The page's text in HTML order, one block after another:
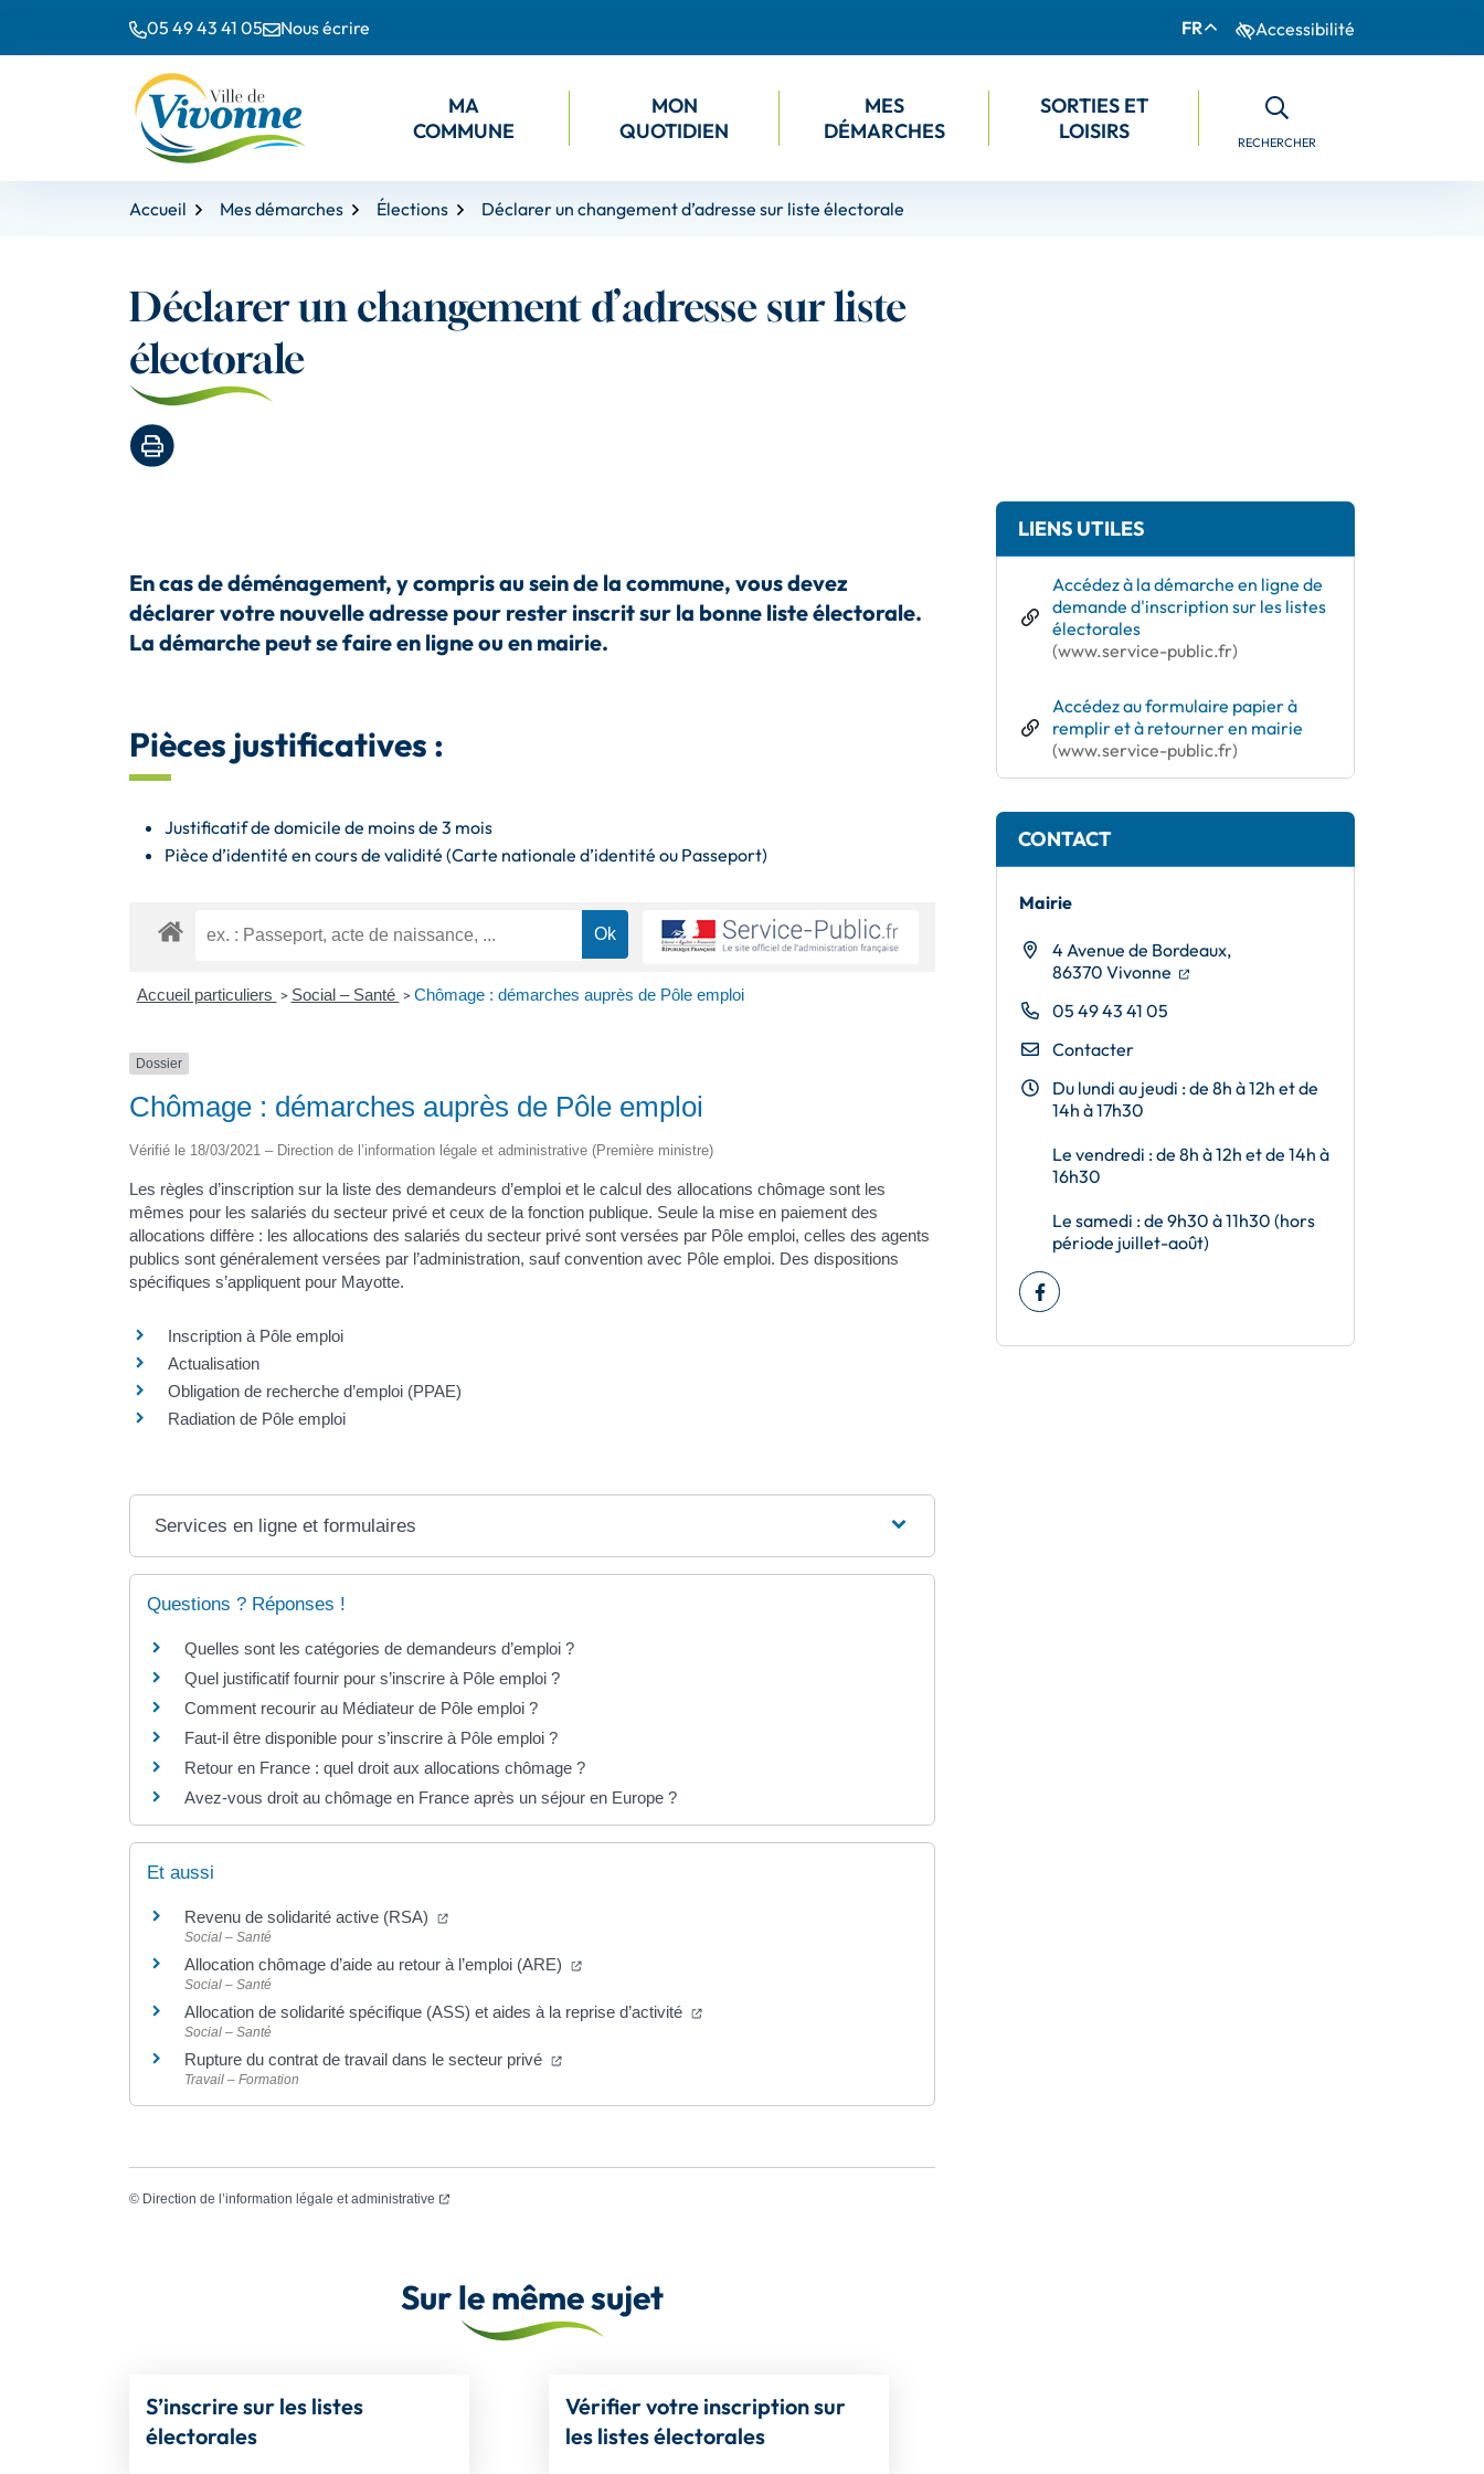
05 49 43 41 05 Nous écrire FR Accessibilité
MA
COMMUNE
MON
QUOTIDIEN
MES
DÉMARCHES
SORTIES ET
LOISIRS
RECHERCHER
Accueil Mes démarches Élections Déclarer un changement d’adresse sur liste électorale
Déclarer un changement d’adresse sur liste
électorale
Imprimer la page
En cas de déménagement, ycompris au sein de la commune, vous devez
déclarer votre nouvelle adresse pour rester inscrit sur la bonne liste électorale.
La démarche peut se faire en ligne ou en mairie.
Pièces justificatives :
Justificatif de domicile de moins de 3 mois
Pièce d’identité en cours de validité (Carte nationale d’identité ou Passeport)
Accueil particuliers > Social – Santé > Chômage : démarches auprès de Pôle emploi
Dossier
Chômage : démarches auprès de Pôle emploi
Vérifié le 18/03/2021 – Direction de l’information légale et administrative (Première ministre)
Les règles d’inscription sur la liste des demandeurs d’emploi et le calcul des allocations chômage sont les
mêmes pour les salariés du secteur privé et ceux de la fonction publique. Seule la mise en paiement des
allocations diffère : les allocations des salariés du secteur privé sont versées par Pôle emploi, celles des agents
publics sont généralement versées par l’administration, sauf convention avec Pôle emploi. Des dispositions
spécifiques s’appliquent pour Mayotte.
Inscription à Pôle emploi
Actualisation
Obligation de recherche d’emploi (PPAE)
Radiation de Pôle emploi
Services en ligne et formulaires
Questions ? Réponses !
Quelles sont les catégories de demandeurs d’emploi ?
Quel justificatif fournir pour s’inscrire à Pôle emploi ?
Comment recourir au Médiateur de Pôle emploi ?
Faut-il être disponible pour s’inscrire à Pôle emploi ?
Retour en France : quel droit aux allocations chômage ?
Avez-vous droit au chômage en France après un séjour en Europe ?
Et aussi
Revenu de solidarité active (RSA) (ouverture dans un nouvel onglet)
Social – Santé
Allocation chômage d’aide au retour à l’emploi (ARE) (ouverture dans un nouvel onglet)
Social – Santé
Allocation de solidarité spécifique (ASS) et aides à la reprise d’activité (ouverture dans un nouvel onglet)
Social – Santé
Rupture du contrat de travail dans le secteur privé (ouverture dans un nouvel onglet)
Travail – Formation
© Direction de l’information légale et administrative (ouverture dans un nouvel onglet)
Informations complémentaires
LIENS UTILES
Accédez à la démarche en ligne de
demande d'inscription sur les listes
électorales
(www.service-public.fr)
(ouverture dans un nouvel onglet)
Accédez au formulaire papier à
remplir et à retourner en mairie
(www.service-public.fr)
(ouverture dans un nouvel onglet)
CONTACT
Mairie
4 Avenue de Bordeaux,
86370 Vivonne (ouverture dans un nouvel onglet)
(ouverture dans un nouvel onglet)
05 49 43 41 05
Contacter
Du lundi au jeudi : de 8h à 12h et de
14h à 17h30
Le vendredi : de 8h à 12h et de 14h à
16h30
Le samedi : de 9h30 à 11h30 (hors
période juillet-août)
Facebook
(ouverture dans un nouvel onglet)
Sur le même sujet
S’inscrire sur les listes
électorales
Vérifier votre inscription sur
les listes électorales